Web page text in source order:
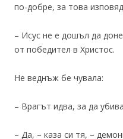
по-добре, за това
– Исус не е дошъл да
от победител в Христос.
Не веднъж бе чувала:
– Врагът идва, за да
– Да, – каза си тя, –